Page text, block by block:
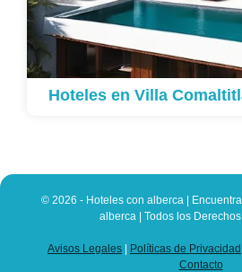
Hoteles en Villa
© 2026 - Hoteles con alberca |
alberca | Todos los
Avisos Legales | Políticas de Privacidad
Contacto